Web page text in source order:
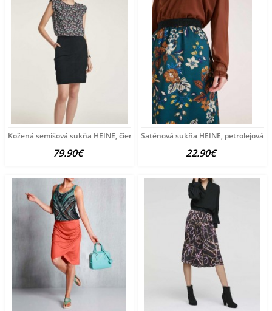
Kožená semišová sukňa HEINE, čierna
79.90€
Saténová sukňa HEINE, petrolejová
22.90€